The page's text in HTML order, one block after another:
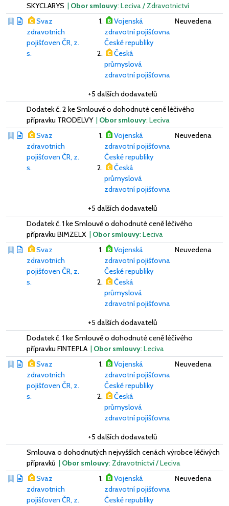
SKYCLARYS | Obor smlouvy: Leciva / Zdravotnictví
Svaz
zdravotních
pojišťoven ČR, z.
s.
Vojenská
zdravotní pojišťovna
České republiky
Česká
průmyslová
zdravotní pojišťovna
+5 dalších dodavatelů
Neuvedena
Dodatek č. 2 ke Smlouvě o dohodnuté ceně léčivého
přípravku TRODELVY | Obor smlouvy: Leciva
Svaz
zdravotních
pojišťoven ČR, z.
s.
Vojenská
zdravotní pojišťovna
České republiky
Česká
průmyslová
zdravotní pojišťovna
+5 dalších dodavatelů
Neuvedena
Dodatek č. 1 ke Smlouvě o dohodnuté ceně léčivého
přípravku BIMZELX | Obor smlouvy: Leciva
Svaz
zdravotních
pojišťoven ČR, z.
s.
Vojenská
zdravotní pojišťovna
České republiky
Česká
průmyslová
zdravotní pojišťovna
+5 dalších dodavatelů
Neuvedena
Dodatek č. 1 ke Smlouvě o dohodnuté ceně léčivého
přípravku FINTEPLA | Obor smlouvy: Leciva
Svaz
zdravotních
pojišťoven ČR, z.
s.
Vojenská
zdravotní pojišťovna
České republiky
Česká
průmyslová
zdravotní pojišťovna
+5 dalších dodavatelů
Neuvedena
Smlouva o dohodnutých nejvyšších cenách výrobce léčivých
přípravků | Obor smlouvy: Zdravotnictví / Leciva
Svaz
zdravotních
pojišťoven ČR, z.
Vojenská
zdravotní pojišťovna
České republiky
Neuvedena